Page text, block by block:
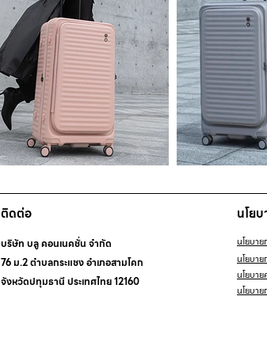
ติดต่อ
บริษัท บลู คอนเนคชั่น จำกัด
76 ม.2 ตำบลกระแชง อำเภอสามโคก
จังหวัดปทุมธานี ประเทศไทย 12160
นโยบ
นโยบา
นโยบา
นโยบา
นโยบา